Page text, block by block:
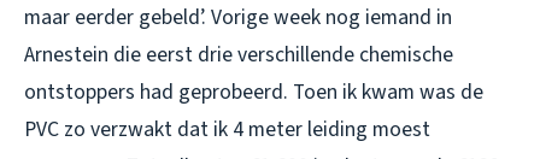
maar eerder gebeld’. Vorige week nog iemand in
Arnestein die eerst drie verschillende chemische
ontstoppers had geprobeerd. Toen ik kwam was de
PVC zo verzwakt dat ik 4 meter leiding moest